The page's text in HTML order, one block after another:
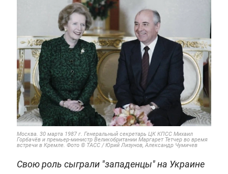
Москва. 30 марта 1987 г. Генеральный секретарь ЦК КПСС Михаил
Горбачёв и премьер-министр Великобритании Маргарет Тетчер во время
встречи в Кремле. Фото © ТАСС / Юрий Лизунов, Александр Чумичев
Свою роль сыграли "западенцы" на Украине